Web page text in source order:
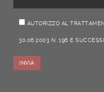
AUTORIZZO AL
30.06.2003 N. 196 E